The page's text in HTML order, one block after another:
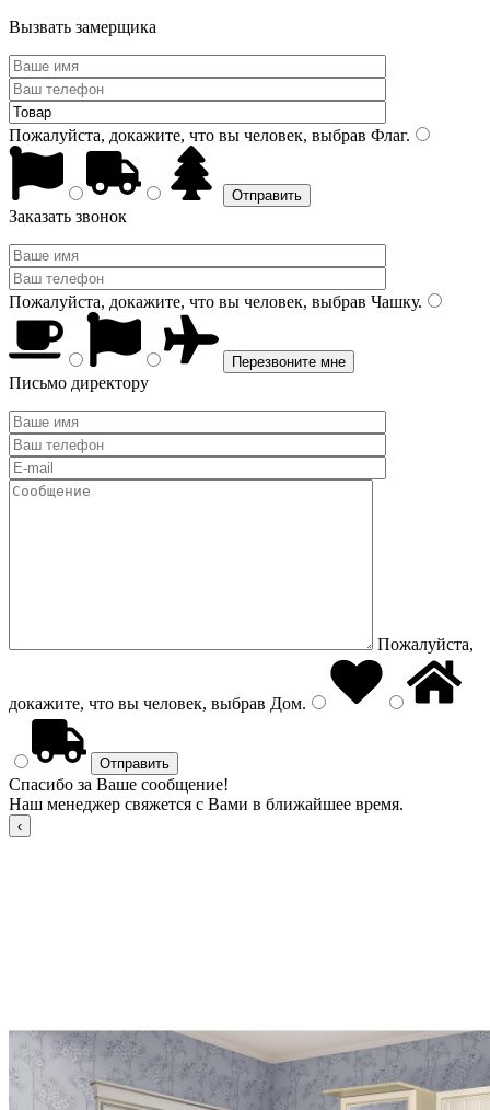
Вызвать замерщика
Пожалуйста, докажите, что вы человек, выбрав Флаг.
Заказать звонок
Пожалуйста, докажите, что вы человек, выбрав Чашку.
Письмо директору
Пожалуйста,
докажите, что вы человек, выбрав Дом.
Спасибо за Ваше сообщение!
Наш менеджер свяжется с Вами в ближайшее время.